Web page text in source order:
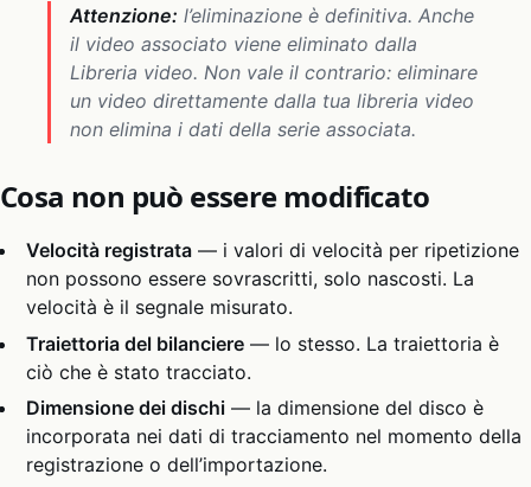
Attenzione: l’eliminazione è definitiva. Anche
il video associato viene eliminato dalla
Libreria video. Non vale il contrario: eliminare
un video direttamente dalla tua libreria video
non elimina i dati della serie associata.
Cosa non può essere modificato
Velocità registrata — i valori di velocità per ripetizione
non possono essere sovrascritti, solo nascosti. La
velocità è il segnale misurato.
Traiettoria del bilanciere — lo stesso. La traiettoria è
ciò che è stato tracciato.
Dimensione dei dischi — la dimensione del disco è
incorporata nei dati di tracciamento nel momento della
registrazione o dell’importazione.